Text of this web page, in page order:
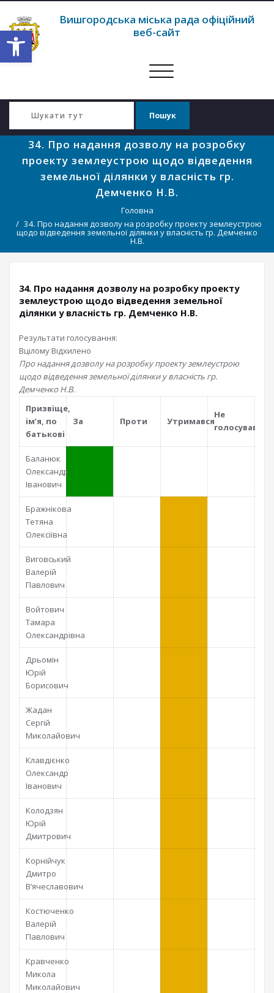
Відкрити Панель інструментів
Вишгородська міська рада офіційний
веб-сайт
Перемкнути
34. Про надання дозволу на розробку
проекту землеустрою щодо відведення
земельної ділянки у власність гр.
Демченко Н.В.
Головна
34. Про надання дозволу на розробку проекту землеустрою
щодо відведення земельної ділянки у власність гр. Демченко
Н.В.
34. Про надання дозволу на розробку проекту
землеустрою щодо відведення земельної
ділянки у власність гр. Демченко Н.В.
Результати голосування:
Вцілому Відхилено
Про надання дозволу на розробку проекту землеустрою
щодо відведення земельної ділянки у власність гр.
Демченко Н.В.
Призвiще,
iм’я, по
батьковi
За Проти Утримався
Не
голосував
Баланюк
Олександр
Іванович
Бражнікова
Тетяна
Олексіївна
Виговський
Валерій
Павлович
Войтович
Тамара
Олександрівна
Дрьомін
Юрій
Борисович
Жадан
Сергій
Миколайович
Клавдієнко
Олександр
Іванович
Колодзян
Юрій
Дмитрович
Корнійчук
Дмитро
В’ячеславович
Костюченко
Валерій
Павлович
Кравченко
Микола
Миколайович